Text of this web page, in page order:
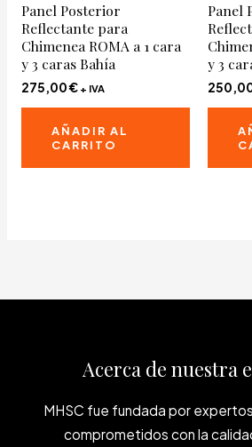
Panel Posterior
Reflectante para
Chimenea ROMA a 1 cara
y 3 caras Bahía
275,00€ + IVA
AÑADIR AL
CARRITO
Panel
y 3
Acerca de nuestra
MHSC fue fundada por
comprometidos con la